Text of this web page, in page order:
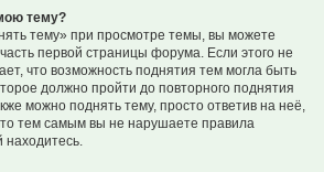
тему?
тему» при просмотре темы, вы можете
первой страницы форума. Если этого не
что возможность поднятия тем могла быть
должно пройти до повторного поднятия
можно поднять тему, просто ответив на неё,
тем самым вы не нарушаете правила